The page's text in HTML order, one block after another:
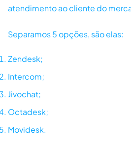
atendimento ao cliente do
Separamos 5 opções, são elas:
Zendesk;
Intercom;
Jivochat;
Octadesk;
Movidesk.